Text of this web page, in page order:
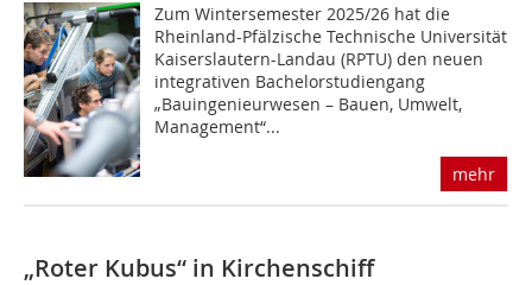
Zum Wintersemester 2025/26 hat die
Rheinland-Pfälzische Technische Universität
Kaiserslautern-Landau (RPTU) den neuen
integrativen Bachelorstudiengang
„Bauingenieurwesen – Bauen, Umwelt,
Management“...
mehr
„Roter Kubus“ in Kirchenschiff